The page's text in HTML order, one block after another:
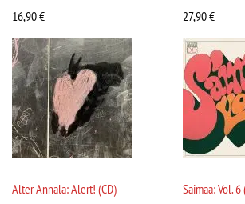
16,90€ 27,90€
Alter Annala: Alert! (CD)
Saimaa: Vol.